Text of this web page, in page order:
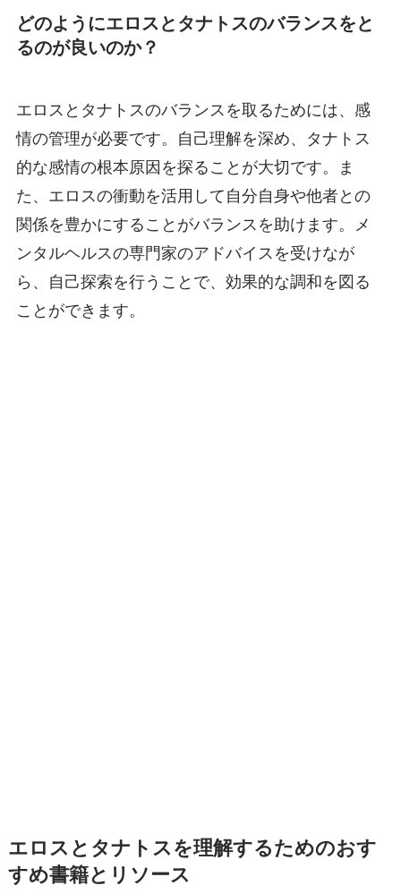
どのようにエロスとタナトスのバランスをと
るのが良いのか？
エロスとタナトスのバランスを取るためには、感
情の管理が必要です。自己理解を深め、タナトス
的な感情の根本原因を探ることが大切です。ま
た、エロスの衝動を活用して自分自身や他者との
関係を豊かにすることがバランスを助けます。メ
ンタルヘルスの専門家のアドバイスを受けなが
ら、自己探索を行うことで、効果的な調和を図る
ことができます。
エロスとタナトスを理解するためのおす
すめ書籍とリソース